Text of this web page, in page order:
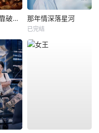
往返古今，我靠破烂成首富 那年情深落星河
已完结